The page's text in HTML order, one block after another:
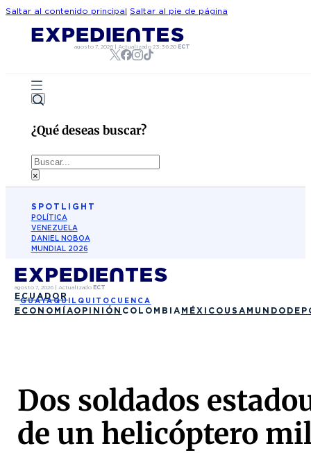
Saltar al contenido principal Saltar al pie de página
agosto 7, 2026| Actualizado 23:36:20 ECT
¿Qué deseas buscar?
Buscar
×
SPOTLIGHT
POLÍTICA
VENEZUELA
DANIEL NOBOA
MUNDIAL 2026
agosto 7, 2026| Actualizado ECT
ECUADOR
GUAYAQUIL QUITO CUENCA
ECONOMÍAOPINIÓN COLOMBIA MÉXICO USA MUNDO
Dos soldados
de un helicóptero